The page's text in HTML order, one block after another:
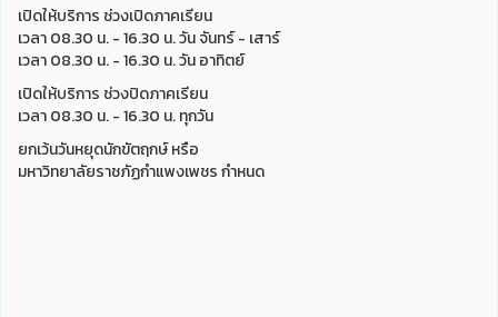
เปิดให้บริการ ช่วงเปิดภาคเรียน
เวลา 08.30 น. - 16.30 น. วัน จันทร์ - เสาร์
เวลา 08.30 น. - 16.30 น. วัน อาทิตย์
เปิดให้บริการ ช่วงปิดภาคเรียน
เวลา 08.30 น. - 16.30 น. ทุกวัน
ยกเว้นวันหยุดนักขัตฤกษ์ หรือ
มหาวิทยาลัยราชภัฏกำแพงเพชร กำหนด